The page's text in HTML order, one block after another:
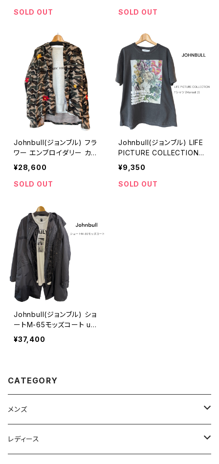
SOLD OUT
SOLD OUT
Johnbull(ジョンブル) フラ
ワー エンブロイダリー カモ
トッパーシャツ（WOMENS）
¥28,600
SOLD OUT
Johnbull(ジョンブル) LIFE
PICTURE COLLECTION
Tシャツ（Mansell 2）
¥9,350
SOLD OUT
Johnbull(ジョンブル) ショ
ートM-65モッズコート uni
sex
¥37,400
CATEGORY
メンズ
Johnbull（ジョンブル）
レディース